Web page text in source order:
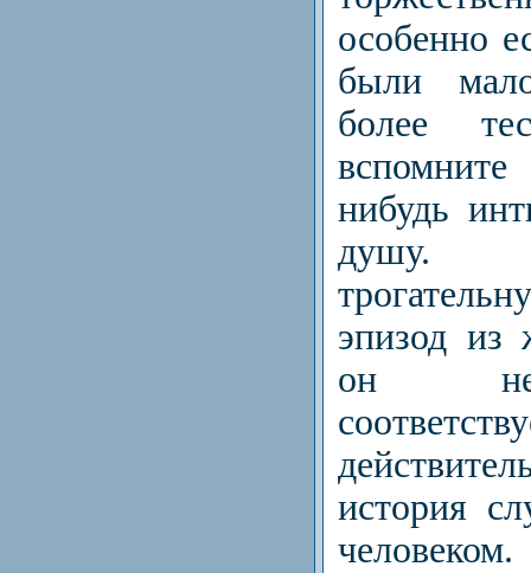
особенно
были
более
нибудь
душу.
эпизод из
он
история
человеком.